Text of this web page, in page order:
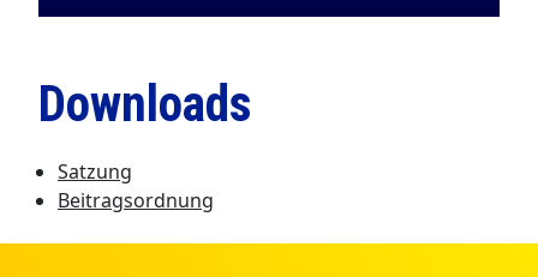
Downloads
Satzung
Beitragsordnung